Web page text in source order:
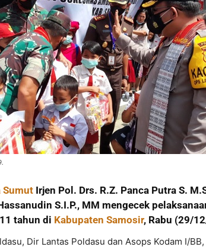
Sumut Irjen Pol. Drs. R.Z. Panca Putra S.
S.I.P., MM mengecek
tahun di Kabupaten Samosir, Rabu (29/
Dir Lantas Poldasu dan Asops Kodam I/